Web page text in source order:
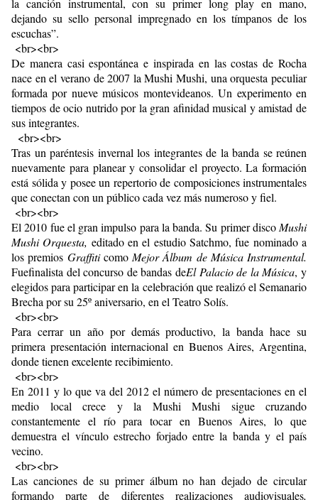
la canción instrumental, con su primer long play en mano,
dejando su sello personal impregnado en los tímpanos de los
escuchas”.
<br><br>
De manera casi espontánea e inspirada en las costas de Rocha
nace en el verano de 2007 la Mushi Mushi, una orquesta peculiar
formada por nueve músicos montevideanos. Un experimento en
tiempos de ocio nutrido por la gran afinidad musical y amistad de
sus integrantes.
<br><br>
Tras un paréntesis invernal los integrantes de la banda se reúnen
nuevamente para planear y consolidar el proyecto. La formación
está sólida y posee un repertorio de composiciones instrumentales
que conectan con un público cada vez más numeroso y fiel.
<br><br>
El 2010 fue el gran impulso para la banda. Su primer disco Mushi
Mushi Orquesta, editado en el estudio Satchmo, fue nominado a
los premios Graffiticomo Mejor Álbum de Música Instrumental.
Fuefinalista del concurso de bandas deEl Palacio de la Música, y
elegidos para participar en la celebración que realizó el Semanario
Brecha por su 25º aniversario, en el Teatro Solís.
<br><br>
Para cerrar un año por demás productivo, la banda hace su
primera presentación internacional en Buenos Aires, Argentina,
donde tienen excelente recibimiento.
<br><br>
En 2011 y lo que va del 2012 el número de presentaciones en el
medio local crece y la Mushi Mushi sigue cruzando
constantemente el río para tocar en Buenos Aires, lo que
demuestra el vínculo estrecho forjado entre la banda y el país
vecino.
<br><br>
Las canciones de su primer álbum no han dejado de circular
formando parte de diferentes realizaciones audiovisuales,